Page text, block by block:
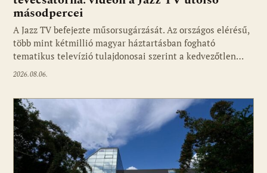
Fotó: media1.hu
másodpercei
A Jazz TV befejezte műsorsugárzását. Az országos elérésű,
több mint kétmillió magyar háztartásban fogható
tematikus televízió tulajdonosai szerint a kedvezőtlen…
2026.08.06.